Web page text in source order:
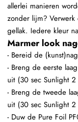
allerlei manieren
zonder lijm?
gellak. Iedere kleur
Marmer look
- Bereid de
- Breng de eerste
uit (30 sec Sunlight
- Breng de tweede
uit (30 sec Sunlight
- Duw de Pure Foil